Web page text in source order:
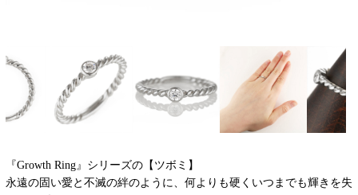
『Growth Ring』シリーズの【ツボミ】
永遠の固い愛と不滅の絆のように、何よりも硬くいつまでも輝きを失